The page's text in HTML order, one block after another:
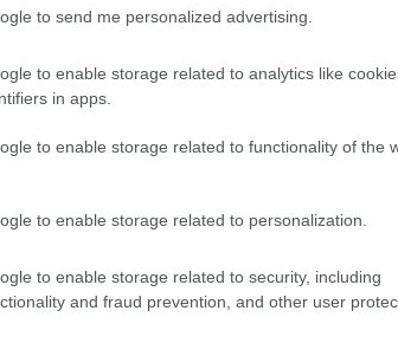
to send me personalized advertising.
to enable storage related to analytics like
in apps.
to enable storage related to functionality of the
to enable storage related to personalization.
to enable storage related to security, including
and fraud prevention, and other user